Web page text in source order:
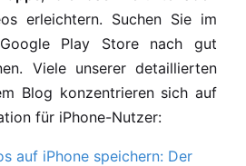
erleichtern. Suchen Sie im
Play Store nach gut
Viele unserer detaillierten
Blog konzentrieren sich auf
für iPhone-Nutzer:
auf iPhone speichern: Der